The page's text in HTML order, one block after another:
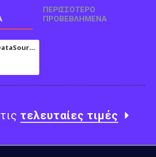
ΠΕΡΙΣΣΌΤΕΡΟ
ΠΡΟΒΕΒΛΗΜΈΝΑ
queueDataSources for osTicket
τελευταίες τιμές